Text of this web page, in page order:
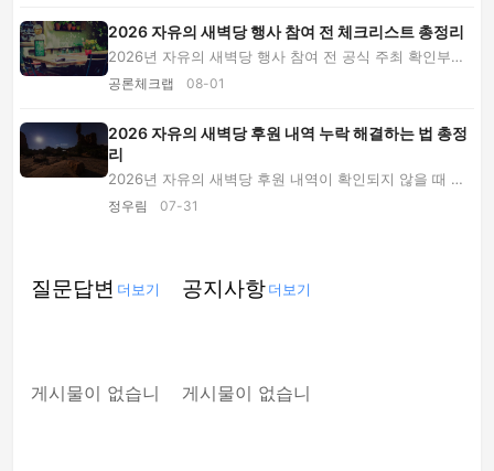
2026 자유의 새벽당 행사 참여 전 체크리스트 총정리
2026년 자유의 새벽당 행사 참여 전 공식 주최 확인부터
비용·당원가입·후원 구분, 개인정보, 현장 안전...
공론체크랩 08-01
2026 자유의 새벽당 후원 내역 누락 해결하는 법 총정
리
2026년 자유의 새벽당 후원 내역이 확인되지 않을 때 거
래 상태, 공식 계좌, 입금자명, 중복 결제, 영수...
정우림 07-31
질문답변
게시물이 없습니
더보기 공지사항
게시물이 없습니
더보기